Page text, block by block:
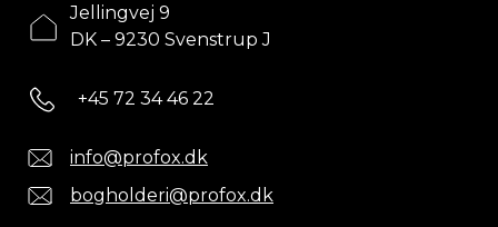
Jellingvej 9
DK – 9230 Svenstrup J
+45 72 34 46 22
info@profox.dk
bogholderi@profox.dk